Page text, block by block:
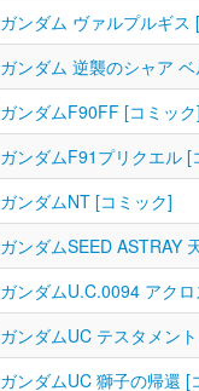
ンダム ヴァルプルギス
ンダム 逆襲のシャア
ンダムF90FF [コミック]
ンダムF91プリクエル [
ンダムNT [コミック]
ンダムSEED ASTRAY
ンダムU.C.0094 アク
ンダムUC テスタメン
ンダムUC 獅子の帰還 [